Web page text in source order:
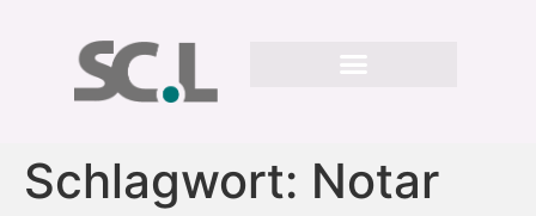
Schlagwort: Notar